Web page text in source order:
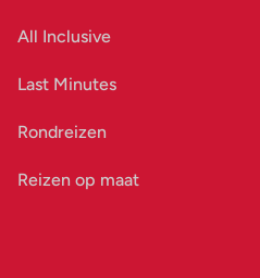
All Inclusive
Last Minutes
Rondreizen
Reizen op maat